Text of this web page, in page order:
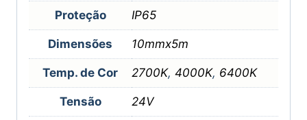
Proteção IP65
Dimensões 10mmx5m
Temp. de Cor 2700K, 4000K, 6400K
Tensão 24V